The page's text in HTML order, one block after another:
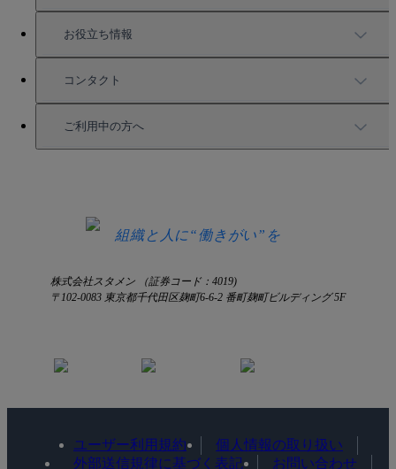
活用方法
会社情報
お役立ち情報
お役立ち資料一覧
セミナー情報
コンタクト
サービス資料請求
ご利用中の方へ
組織と人に“働きがい”を
株式会社スタメン （証券コード：4019)
〒102-0083 東京都千代田区麹町6-6-2 番町麹町ビルディング 5F
ユーザー利用規約
個人情報の取り扱い
外部送信規律に基づく表記
お問い合わせ